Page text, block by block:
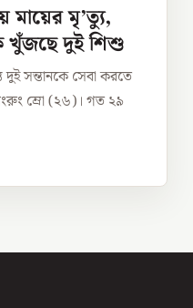
মায়ের মৃ’ত্যু,
খুঁজছে দুই শিশু
দুই সন্তানকে সেবা করতে
ম্রো (২৬)। গত ২৯